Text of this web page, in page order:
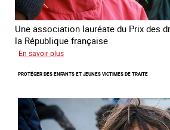
Une association lauréate du Prix des
la République française
En savoir plus
contre
traite
des
enfants
PROTÉGER DES ENFANTS ET JEUNES VICTIMES DE TRAITE